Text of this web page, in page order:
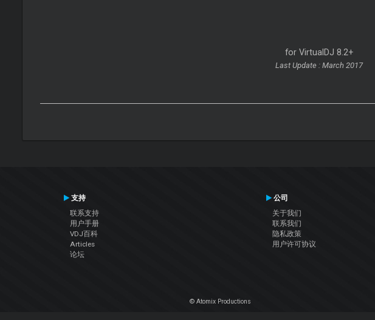
for VirtualDJ 8.2+
Last Update : March 2017
支持
联系支持
用户手册
VDJ百科
Articles
论坛
公司
关于我们
联系我们
隐私政策
用户许可协议
© Atomix Productions